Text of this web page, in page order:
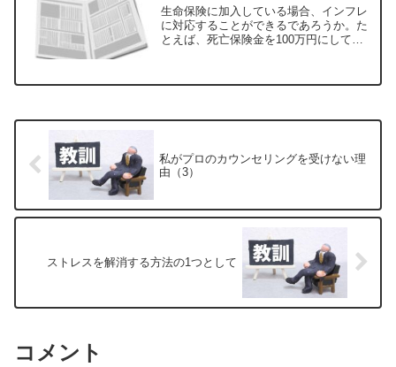
生命保険に加入している場合、インフレ
に対応することができるであろうか。た
とえば、死亡保険金を100万円にしてい
だろう。30年後の100万円は、現在の100
私がプロのカウンセリングを受けない理
由（3）
ストレスを解消する方法の1つとして
コメント